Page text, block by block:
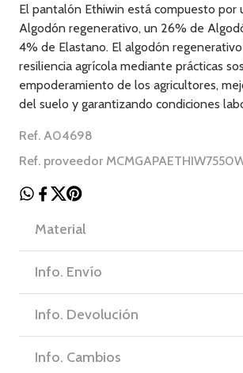
El pantalón Ethiwin está compuesto por
Algodón regenerativo, un 26% de
4% de Elastano. El algodón
resiliencia agrícola mediante prácticas
empoderamiento de los agricultores,
del suelo y garantizando condiciones
Ref. A04698
Ref. proveedor
Material
Info. Envío
Info. Devolución
Info. Cambios